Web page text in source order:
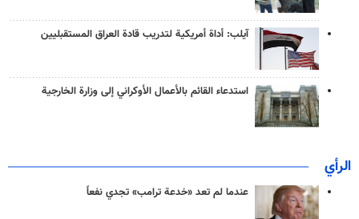
آيلب: أداة أمريكية لتدريب قادة العراق المستقبليين
استدعاء القائم بالأعمال الأوكراني إلى وزارة الخارجية
الرأي
عندما لم تعد «خدعة ترامب» تجدي نفعاً